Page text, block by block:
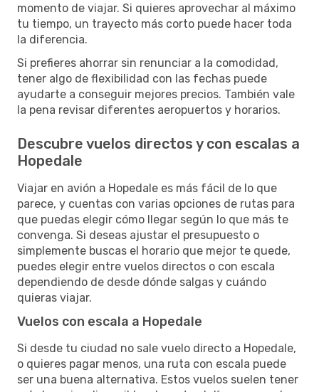
momento de viajar. Si quieres aprovechar al máximo
tu tiempo, un trayecto más corto puede hacer toda
la diferencia.
Si prefieres ahorrar sin renunciar a la comodidad,
tener algo de flexibilidad con las fechas puede
ayudarte a conseguir mejores precios. También vale
la pena revisar diferentes aeropuertos y horarios.
Descubre vuelos directos y con escalas a
Hopedale
Viajar en avión a Hopedale es más fácil de lo que
parece, y cuentas con varias opciones de rutas para
que puedas elegir cómo llegar según lo que más te
convenga. Si deseas ajustar el presupuesto o
simplemente buscas el horario que mejor te quede,
puedes elegir entre vuelos directos o con escala
dependiendo de desde dónde salgas y cuándo
quieras viajar.
Vuelos con escala a Hopedale
Si desde tu ciudad no sale vuelo directo a Hopedale,
o quieres pagar menos, una ruta con escala puede
ser una buena alternativa. Estos vuelos suelen tener